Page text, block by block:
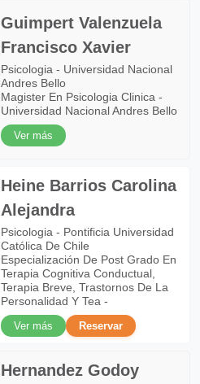
Guimpert Valenzuela
Francisco Xavier
Psicologia - Universidad Nacional
Andres Bello
Magister En Psicologia Clinica -
Universidad Nacional Andres Bello
Ver más
Heine Barrios Carolina
Alejandra
Psicologia - Pontificia Universidad
Católica De Chile
Especialización De Post Grado En
Terapia Cognitiva Conductual,
Terapia Breve, Trastornos De La
Personalidad Y Tea -
Ver más
Reservar
Hernandez Godoy